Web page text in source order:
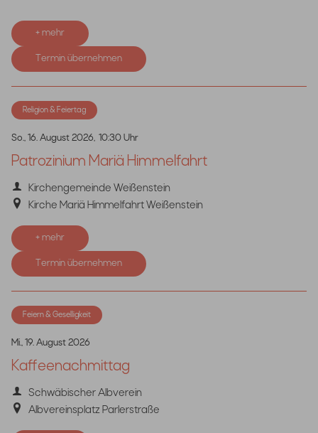
+ mehr
Termin übernehmen
So., 16. August 2026, 10:30 Uhr
Patrozinium Mariä Himmelfahrt
Kirchengemeinde Weißenstein
Kirche Mariä Himmelfahrt Weißenstein
+ mehr
Termin übernehmen
Religion & Feiertag
Mi., 19. August 2026
Kaffeenachmittag
Schwäbischer Albverein
Albvereinsplatz Parlerstraße
Feiern & Geselligkeit